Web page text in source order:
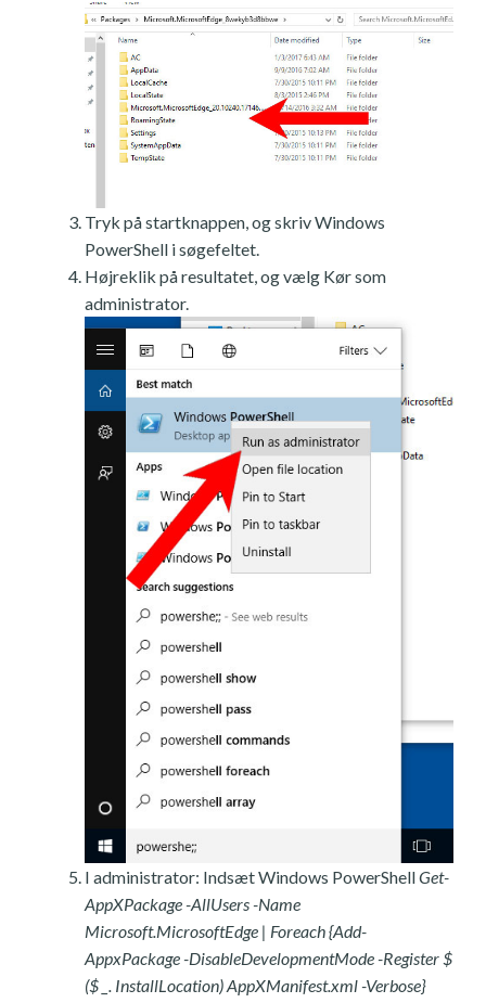
Tryk på startknappen, og skriv Windows
PowerShell i søgefeltet.
Højreklik på resultatet, og vælg Kør som
administrator.
I administrator: Indsæt Windows PowerShellGet-
AppXPackage -AllUsers -Name
Microsoft.MicrosoftEdge | Foreach {Add-
AppxPackage -DisableDevelopmentMode -Register $
($ _. InstallLocation) AppXManifest.xml -Verbose}